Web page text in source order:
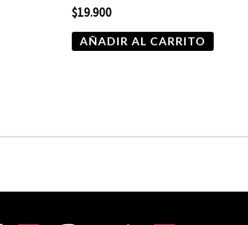
$19.900
AÑADIR AL CARRITO